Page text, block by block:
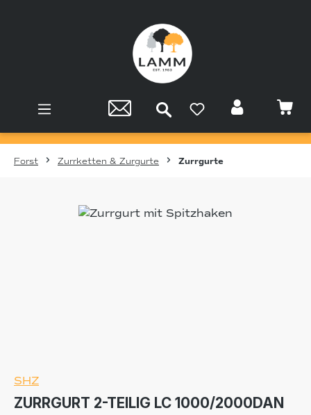
Forst Zurrketten & Zurgurte Zurrgurte
Bildergalerie überspringen
SHZ
ZURRGURT 2-TEILIG LC 1000/2000DAN